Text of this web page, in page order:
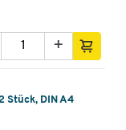
+
Stück, DIN A4